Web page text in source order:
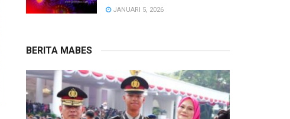
JANUARI 5, 2026
BERITA MABES